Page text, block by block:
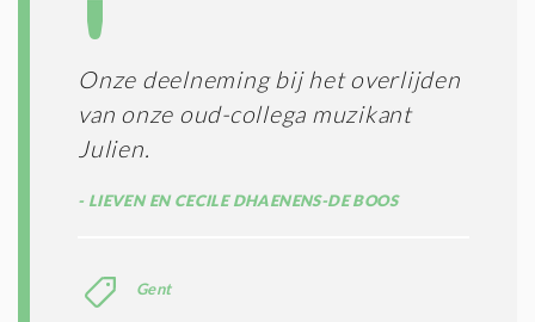
Onze deelneming bij het overlijden
van onze oud-collega muzikant
Julien.
LIEVEN EN CECILE DHAENENS-DE BOOS
Gent